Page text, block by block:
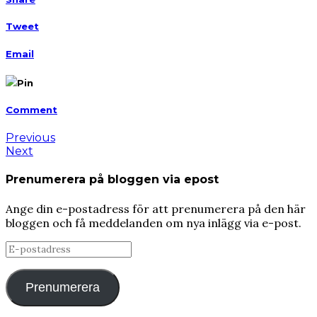
Tweet
Email
Pin
Comment
Previous
Next
Prenumerera på bloggen via epost
Ange din e-postadress för att prenumerera på den här
bloggen och få meddelanden om nya inlägg via e-post.
E-
postadress
Prenumerera